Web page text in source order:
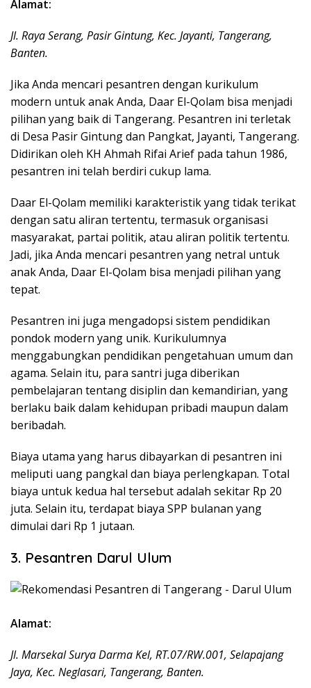
Alamat:
Jl. Raya Serang, Pasir Gintung, Kec. Jayanti, Tangerang,
Banten.
Jika Anda mencari pesantren dengan kurikulum
modern untuk anak Anda, Daar El-Qolam bisa menjadi
pilihan yang baik di Tangerang. Pesantren ini terletak
di Desa Pasir Gintung dan Pangkat, Jayanti, Tangerang.
Didirikan oleh KH Ahmah Rifai Arief pada tahun 1986,
pesantren ini telah berdiri cukup lama.
Daar El-Qolam memiliki karakteristik yang tidak terikat
dengan satu aliran tertentu, termasuk organisasi
masyarakat, partai politik, atau aliran politik tertentu.
Jadi, jika Anda mencari pesantren yang netral untuk
anak Anda, Daar El-Qolam bisa menjadi pilihan yang
tepat.
Pesantren ini juga mengadopsi sistem pendidikan
pondok modern yang unik. Kurikulumnya
menggabungkan pendidikan pengetahuan umum dan
agama. Selain itu, para santri juga diberikan
pembelajaran tentang disiplin dan kemandirian, yang
berlaku baik dalam kehidupan pribadi maupun dalam
beribadah.
Biaya utama yang harus dibayarkan di pesantren ini
meliputi uang pangkal dan biaya perlengkapan. Total
biaya untuk kedua hal tersebut adalah sekitar Rp 20
juta. Selain itu, terdapat biaya SPP bulanan yang
dimulai dari Rp 1 jutaan.
3. Pesantren Darul Ulum
Alamat:
Jl. Marsekal Surya Darma Kel, RT.07/RW.001, Selapajang
Jaya, Kec. Neglasari, Tangerang, Banten.